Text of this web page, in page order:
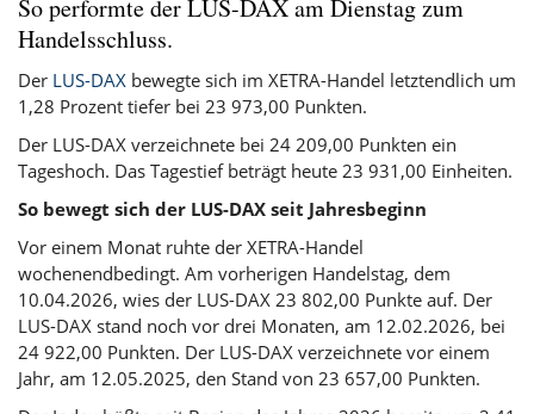
So performte der LUS-DAX am Dienstag zum
Handelsschluss.
Der LUS-DAX bewegte sich im XETRA-Handel letztendlich um
1,28 Prozent tiefer bei 23 973,00 Punkten.
Der LUS-DAX verzeichnete bei 24 209,00 Punkten ein
Tageshoch. Das Tagestief beträgt heute 23 931,00 Einheiten.
So bewegt sich der LUS-DAX seit Jahresbeginn
Vor einem Monat ruhte der XETRA-Handel
wochenendbedingt. Am vorherigen Handelstag, dem
10.04.2026, wies der LUS-DAX 23 802,00 Punkte auf. Der
LUS-DAX stand noch vor drei Monaten, am 12.02.2026, bei
24 922,00 Punkten. Der LUS-DAX verzeichnete vor einem
Jahr, am 12.05.2025, den Stand von 23 657,00 Punkten.